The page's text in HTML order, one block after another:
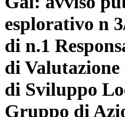
esplorativo n
di n.1
di
di Sviluppo
Gruppo di